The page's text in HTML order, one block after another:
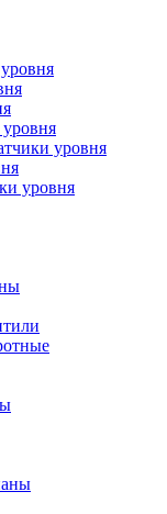
уровня
уровня
уровня